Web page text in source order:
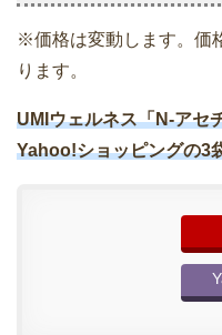
※価格は変動します。価
ります。
UMIウェルネス「N-アセ
Yahoo!ショッピングの3